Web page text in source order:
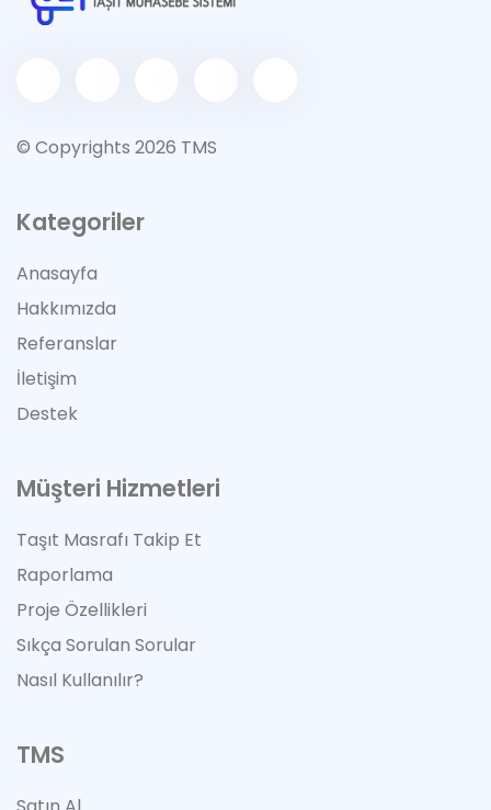
© Copyrights 2026 TMS
Kategoriler
Anasayfa
Hakkımızda
Referanslar
İletişim
Destek
Müşteri Hizmetleri
Taşıt Masrafı Takip Et
Raporlama
Proje Özellikleri
Sıkça Sorulan Sorular
Nasıl Kullanılır?
TMS